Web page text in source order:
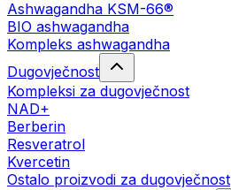
Ashwagandha KSM-66®
BIO ashwagandha
Kompleks ashwagandha
Dugovječnost
Kompleksi za dugovječnost
NAD+
Berberin
Resveratrol
Kvercetin
Ostalo proizvodi za dugovječnost